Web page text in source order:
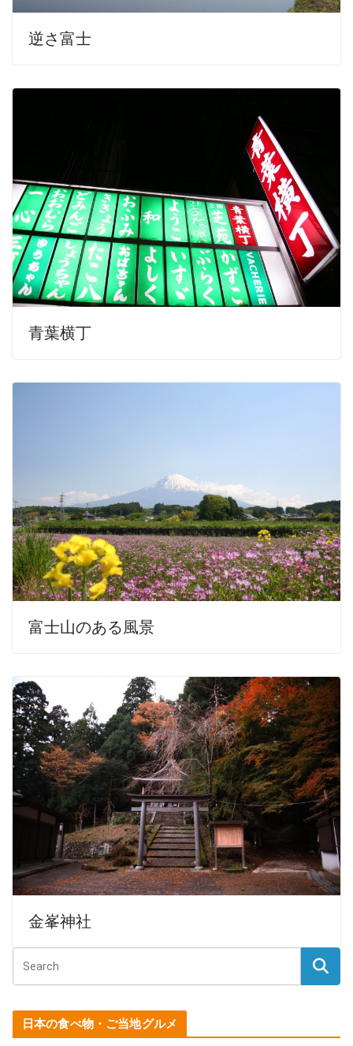
逆さ富士
青葉横丁
富士山のある風景
金峯神社
日本の食べ物・ご当地グルメ